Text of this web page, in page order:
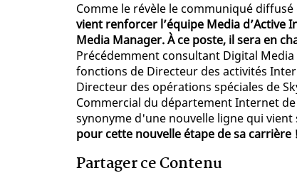
Comme le révèle le communiqué
vient renforcer l’équipe Media d’Active
Media Manager. À ce poste, il sera en
Précédemment consultant Digital
fonctions de Directeur des activités
Directeur des opérations spéciales de
Commercial du département Internet
synonyme d'une nouvelle ligne qui
pour cette nouvelle étape de sa carrière !
Partager ce Contenu